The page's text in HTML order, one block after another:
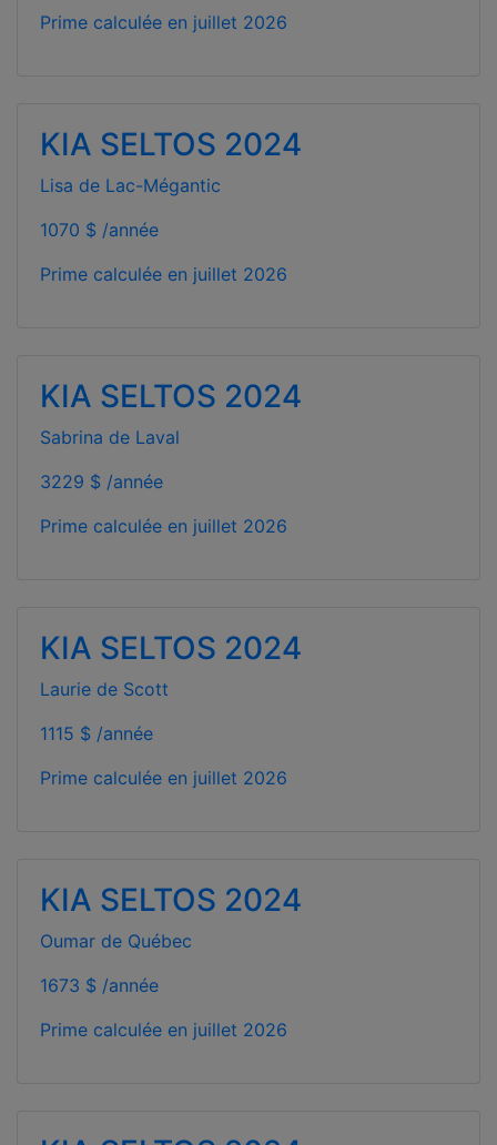
Prime calculée en juillet 2026
KIA SELTOS 2024
Lisa de Lac-Mégantic
1070 $ /année
Prime calculée en juillet 2026
KIA SELTOS 2024
Sabrina de Laval
3229 $ /année
Prime calculée en juillet 2026
KIA SELTOS 2024
Laurie de Scott
1115 $ /année
Prime calculée en juillet 2026
KIA SELTOS 2024
Oumar de Québec
1673 $ /année
Prime calculée en juillet 2026